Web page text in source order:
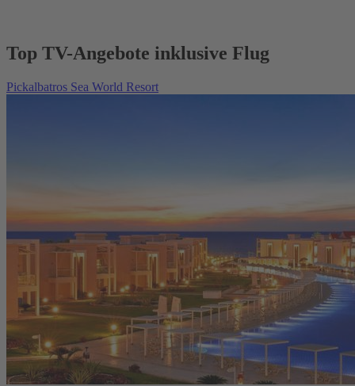
Top TV-Angebote inklusive Flug
Pickalbatros Sea World Resort